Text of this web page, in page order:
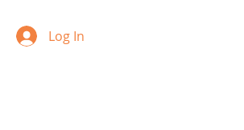
Log In